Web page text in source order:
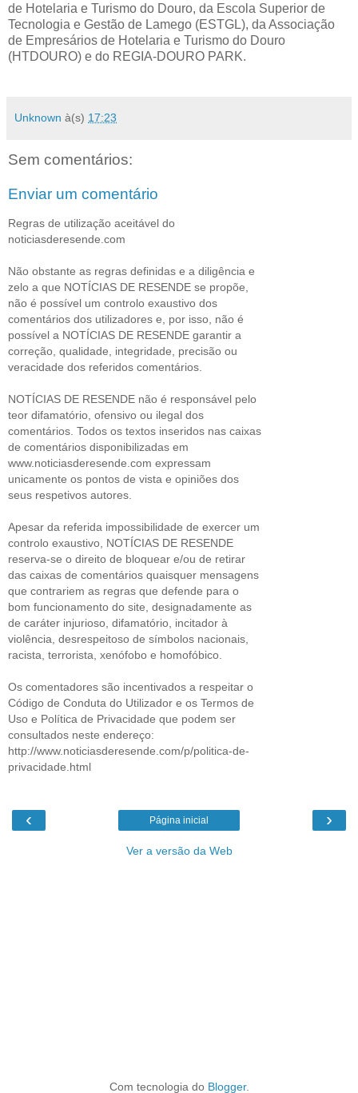
de Hotelaria e Turismo do Douro, da Escola Superior de
Tecnologia e Gestão de Lamego (ESTGL), da Associação
de Empresários de Hotelaria e Turismo do Douro
(HTDOURO) e do REGIA-DOURO PARK.
Unknown à(s) 17:23
Sem comentários:
Enviar um comentário
Regras de utilização aceitável do
noticiasderesende.com
Não obstante as regras definidas e a diligência e
zelo a que NOTÍCIAS DE RESENDE se propõe,
não é possível um controlo exaustivo dos
comentários dos utilizadores e, por isso, não é
possível a NOTÍCIAS DE RESENDE garantir a
correção, qualidade, integridade, precisão ou
veracidade dos referidos comentários.
NOTÍCIAS DE RESENDE não é responsável pelo
teor difamatório, ofensivo ou ilegal dos
comentários. Todos os textos inseridos nas caixas
de comentários disponibilizadas em
www.noticiasderesende.com expressam
unicamente os pontos de vista e opiniões dos
seus respetivos autores.
Apesar da referida impossibilidade de exercer um
controlo exaustivo, NOTÍCIAS DE RESENDE
reserva-se o direito de bloquear e/ou de retirar
das caixas de comentários quaisquer mensagens
que contrariem as regras que defende para o
bom funcionamento do site, designadamente as
de caráter injurioso, difamatório, incitador à
violência, desrespeitoso de símbolos nacionais,
racista, terrorista, xenófobo e homofóbico.
Os comentadores são incentivados a respeitar o
Código de Conduta do Utilizador e os Termos de
Uso e Política de Privacidade que podem ser
consultados neste endereço:
http://www.noticiasderesende.com/p/politica-de-
privacidade.html
‹ ›
Página inicial
Ver a versão da Web
Com tecnologia do Blogger.